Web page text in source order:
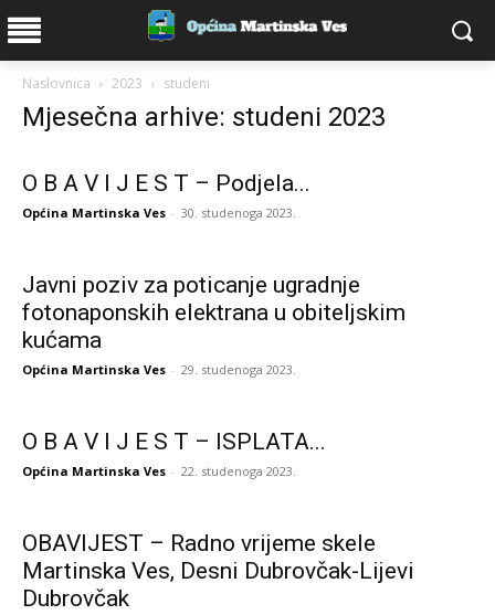
Naslovnica 2023 studeni
Mjesečna arhive: studeni 2023
O B A V I J E S T – Podjela...
Općina Martinska Ves - 30. studenoga 2023.
Javni poziv za poticanje ugradnje
fotonaponskih elektrana u obiteljskim
kućama
Općina Martinska Ves - 29. studenoga 2023.
O B A V I J E S T – ISPLATA...
Općina Martinska Ves - 22. studenoga 2023.
OBAVIJEST – Radno vrijeme skele
Martinska Ves, Desni Dubrovčak-Lijevi
Dubrovčak